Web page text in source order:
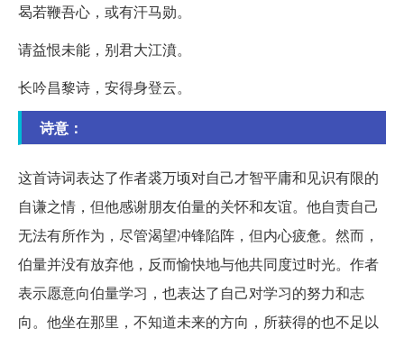
曷若鞭吾心，或有汗马勋。
请益恨未能，别君大江濆。
长吟昌黎诗，安得身登云。
诗意：
这首诗词表达了作者裘万顷对自己才智平庸和见识有限的
自谦之情，但他感谢朋友伯量的关怀和友谊。他自责自己
无法有所作为，尽管渴望冲锋陷阵，但内心疲惫。然而，
伯量并没有放弃他，反而愉快地与他共同度过时光。作者
表示愿意向伯量学习，也表达了自己对学习的努力和志
向。他坐在那里，不知道未来的方向，所获得的也不足以